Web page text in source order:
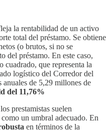
la rentabilidad de un activo
total del préstamo. Se obtiene
(o brutos, si no se
del préstamo. En este caso,
cuadrado, que representa la
logístico del Corredor del
anuales de 5,29 millones de
del 11,76%
prestamistas suelen
un umbral adecuado. En
en términos de la